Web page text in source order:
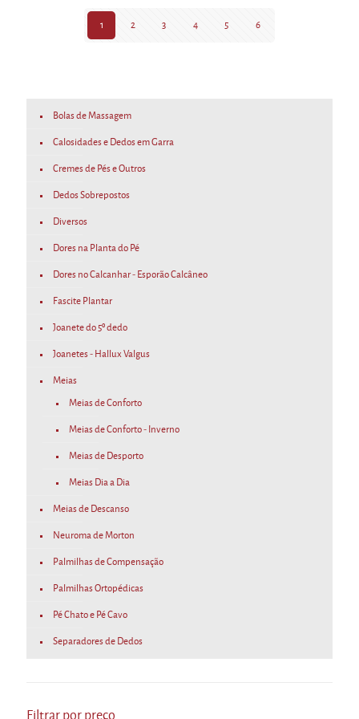
page
may
1 2 3 4 5 6
Bolas de Massagem
Calosidades e Dedos em Garra
Cremes de Pés e Outros
Dedos Sobrepostos
Diversos
Dores na Planta do Pé
Dores no Calcanhar - Esporão Calcâneo
Fascite Plantar
Joanete do 5º dedo
Joanetes - Hallux Valgus
Meias
Meias de Conforto
Meias de Conforto - Inverno
Meias de Desporto
Meias Dia a Dia
Meias de Descanso
Neuroma de Morton
Palmilhas de Compensação
Palmilhas Ortopédicas
Pé Chato e Pé Cavo
Separadores de Dedos